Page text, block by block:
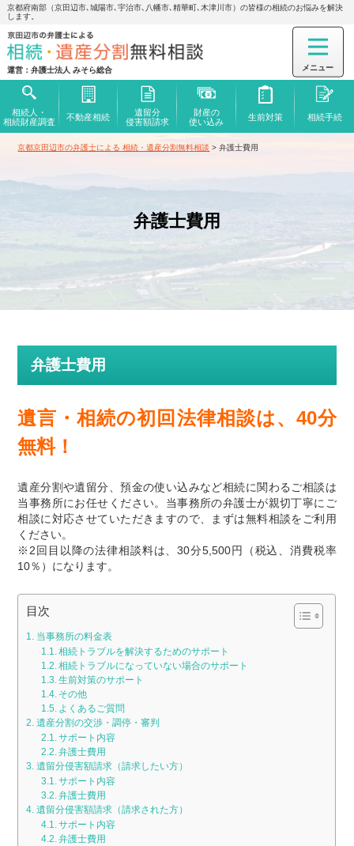
京都府南部（京田辺市､城陽市､宇治市､八幡市､精華町､木津川市）の皆様の相続のお悩みを解決
します。
運営：弁護士法人 みそら総合
相続人・
相続財産調査
不動産相続
遺留分
侵害額請求
財産の
使い込み
生前対策 相続手続
京都京田辺市の弁護士による 相続・遺産分割無料相談 >弁護士費用
弁護士費用
弁護士費用
遺言・相続の初回法律相談は、40分
無料！
遺産分割や遺留分、預金の使い込みなど相続に関わるご相談は
当事務所にお任せください。当事務所の弁護士が親切丁寧にご
相談に対応させていただきますので、まずは無料相談をご利用
ください。
※2回目以降の法律相談料は、30分5,500円（税込、消費税率
10％）になります。
目次
当事務所の料金表
相続トラブルを解決するためのサポート
相続トラブルになっていない場合のサポート
生前対策のサポート
その他
よくあるご質問
遺産分割の交渉・調停・審判
サポート内容
弁護士費用
遺留分侵害額請求（請求したい方）
サポート内容
弁護士費用
遺留分侵害額請求（請求された方）
サポート内容
弁護士費用